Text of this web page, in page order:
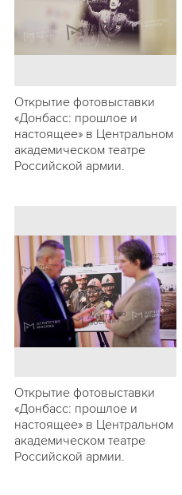
Открытие фотовыставки
«Донбасс: прошлое и
настоящее» в Центральном
академическом театре
Российской армии.
Открытие фотовыставки
«Донбасс: прошлое и
настоящее» в Центральном
академическом театре
Российской армии.